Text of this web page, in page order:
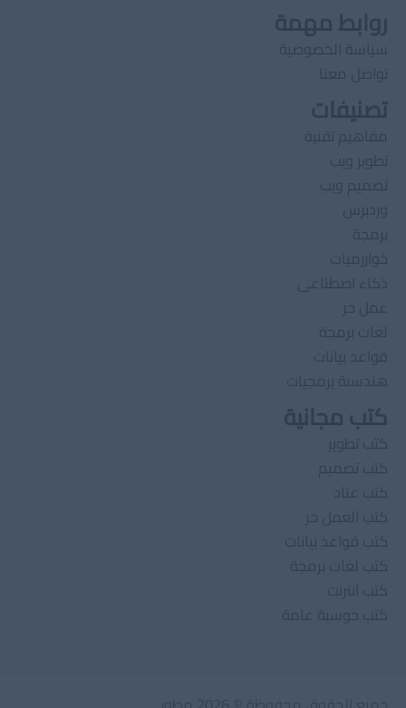
روابط مهمة
سياسة الخصوصية
تواصل معنا
تصنيفات
مفاهيم تقنية
تطوير ويب
تصميم ويب
وردبرس
برمجة
خوارزميات
ذكاء اصطناعى
عمل حر
لغات برمجة
قواعد بيانات
هندسىة برمجيات
كتب مجانية
كتب تطوير
كتب تصميم
كتب عتاد
كتب العمل حر
كتب قواعد بيانات
كتب لغات برمجة
كتب انترنت
كتب حوسبة عامة